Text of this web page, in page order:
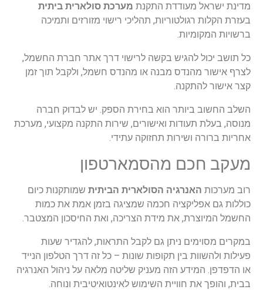
מדינת ישראל מעודדת התקנת מערכת סולארית ביתית
בעזרת הקלות רגולטוריות, תהליכי רישוי מזורזים ותמיכה
ברשויות המקומיות.
כל תושב יכול להגיש בקשה לרישוי דרך אתר חברת החשמל,
לצרף אישור מהנדס מבנה או מהנדס חשמל, ולקבל תוך זמן
קצר אישור להתקנה.
השלב החשוב ביותר הוא בחירת הספק. יש לבדוק חברה
מנוסה, בעלת תעודות ואישורים, שירות התקנה מקצועי, מערכת
אחריות ברורה ושירות תחזוקה עתידי.
מעקב חכם מהסמארטפון
רוב מערכות האנרגיה הסולארית הביתית שמותקנות כיום
כוללות גם אפליקציה חכמה שמציגה בזמן אמת את כמות
החשמל המיוצרת, את מידת הצריכה, ואת החיסכון המצטבר.
במקרים מסוימים ניתן גם לקבל התראות, להגדיר שעות
פעילות ולהשוות בין תקופות שונות – כל זה דרך הטלפון הנייד
או הדפדפן. המידע הזה מעניק שליטה מלאה על ניהול האנרגיה
בבית, והופך את חוויית השימוש לאינטואיטיבית ונוחה.